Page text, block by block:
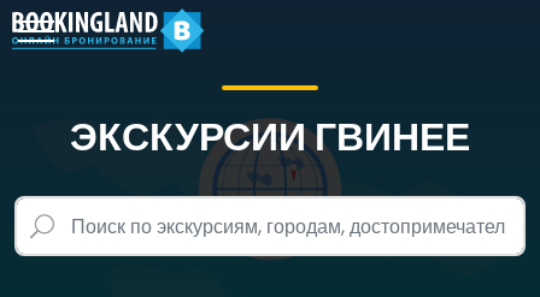
ЭКСКУРСИИ ГВИНЕЕ